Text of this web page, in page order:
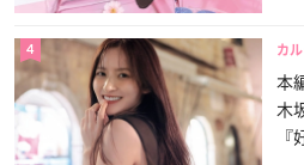
4 カ
本
木